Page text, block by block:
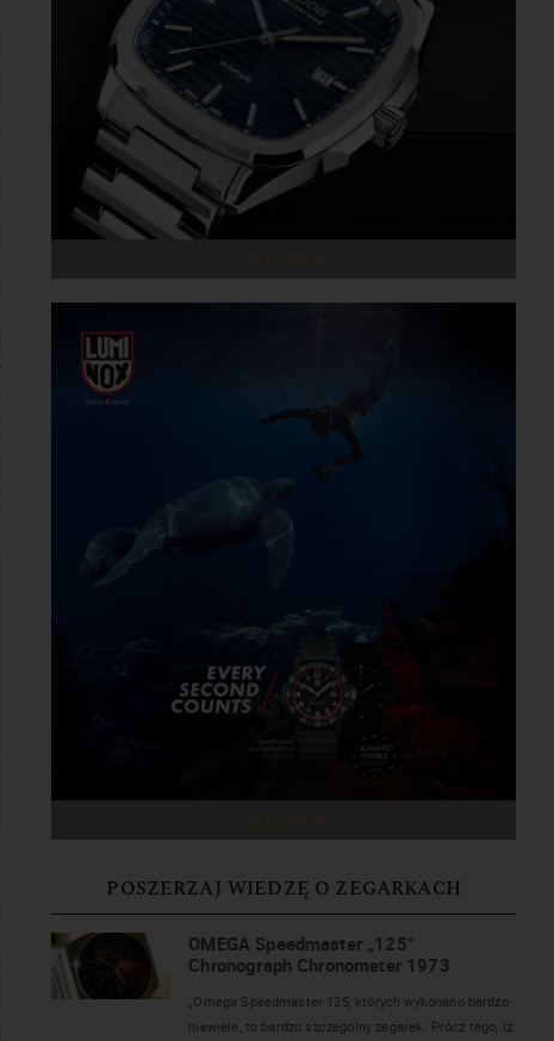
POSZERZAJ WIEDZĘ O ZEGARKACH
OMEGA Speedmaster „125”
Chronograph Chronometer 1973
„Omega Speedmaster 125, których wykonano bardzo
niewiele, to bardzo szczególny zegarek. Prócz tego, iż